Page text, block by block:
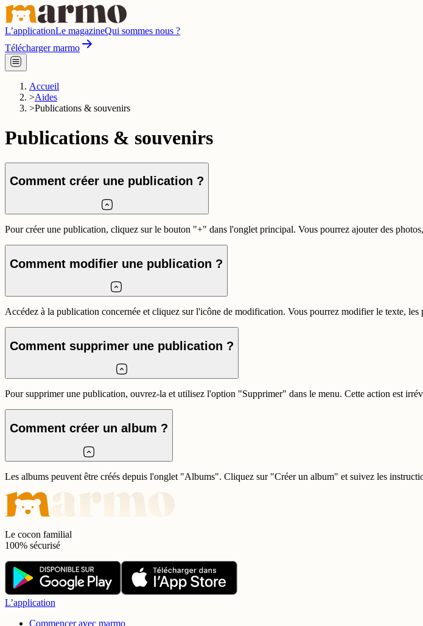
L’applicationLe magazineQui sommes nous ?
Télécharger marmo
Accueil
>Aides
>Publications & souvenirs
Publications & souvenirs
Comment créer une publication ?
Pour créer une publication, cliquez sur le bouton "+" dans l'onglet principal. Vous pourrez ajouter des
Comment modifier une publication ?
Accédez à la publication concernée et cliquez sur l'icône de modification. Vous pourrez modifier le texte, les
Comment supprimer une publication ?
Pour supprimer une publication, ouvrez-la et utilisez l'option "Supprimer" dans le menu. Cette action est
Comment créer un album ?
Les albums peuvent être créés depuis l'onglet "Albums". Cliquez sur "Créer un album" et suivez les
Le cocon familial
100% sécurisé
L’application
Commencer avec marmo